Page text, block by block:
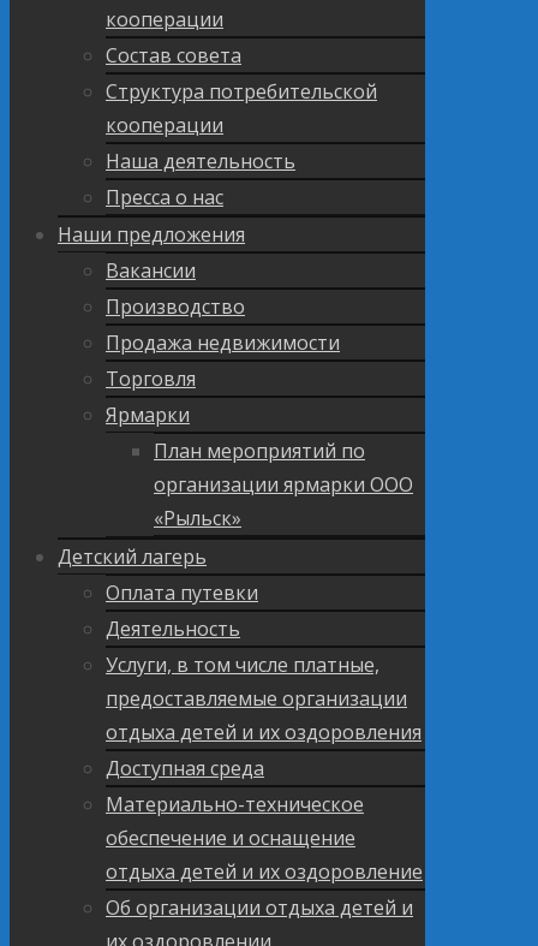
кооперации
Состав совета
Структура потребительской
кооперации
Наша деятельность
Пресса о нас
Наши предложения
Вакансии
Производство
Продажа недвижимости
Торговля
Ярмарки
План мероприятий по
организации ярмарки ООО
«Рыльск»
Детский лагерь
Оплата путевки
Деятельность
Услуги, в том числе платные,
предоставляемые организации
отдыха детей и их оздоровления
Доступная среда
Материально-техническое
обеспечение и оснащение
отдыха детей и их оздоровление
Об организации отдыха детей и